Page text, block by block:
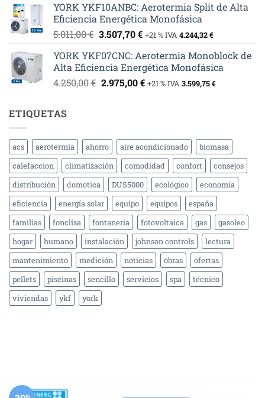
Eficiencia
y
Sostenibilidad
por
Aerotermia?
YORK YKF10ANBC: Aerotermia Split de Alta
Eficiencia Energética Monofásica
5.011,00€ El
original
era:
5.011,00 €.
3.507,70€El
actual
es:
3.507,70 €.
+21 % IVA 4.244,32€
YORK YKF07CNC: Aerotermia Monoblock de
Alta Eficiencia Energética Monofásica
4.250,00€ El
2.975,00€El
+21 % IVA 3.599,75€
ETIQUETAS
acs aerotermia ahorro aire acondicionado
biomasa
calefaccion
climatización comodidad confort
consejos
distribución
domotica DUS5000 ecológico
economía
eficiencia
energía solar equipo equipos
españa
familias
fonclisa fontaneria fotovoltaica gas
gasoleo
hogar
humano instalación johnson controls
lectura
mantenimiento
medición noticias obras
ofertas
pellets
piscinas sencillo servicios spa
técnico
viviendas
ykf york